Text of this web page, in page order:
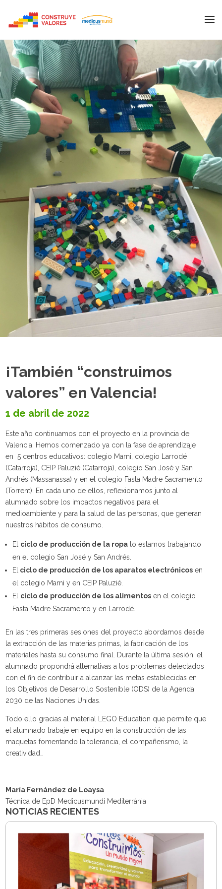
¡También “construimos
valores” en Valencia!
1 de abril de 2022
Este año continuamos con el proyecto en la provincia de
Valencia. Hemos comenzado ya con la fase de aprendizaje
en 5 centros educativos: colegio Marni, colegio Larrodé
(Catarroja), CEIP Paluzié (Catarroja), colegio San José y San
Andrés (Massanassa) y en el colegio Fasta Madre Sacramento
(Torrent). En cada uno de ellos, reflexionamos junto al
alumnado sobre los impactos negativos para el
medioambiente y para la salud de las personas, que generan
nuestros hábitos de consumo.
El ciclo de producción de la ropa lo estamos trabajando
en el colegio San José y San Andrés.
El ciclo de producción de los aparatos electrónicos en
el colegio Marni y en CEIP Paluzié.
El ciclo de producción de los alimentos en el colegio
Fasta Madre Sacramento y en Larrodé.
En las tres primeras sesiones del proyecto abordamos desde
la extracción de las materias primas, la fabricación de los
materiales hasta su consumo final. Durante la última sesión, el
alumnado propondrá alternativas a los problemas detectados
con el fin de contribuir a alcanzar las metas establecidas en
los Objetivos de Desarrollo Sostenible (ODS) de la Agenda
2030 de las Naciones Unidas.
Todo ello gracias al material LEGO Education que permite que
el alumnado trabaje en equipo en la construcción de las
maquetas fomentando la tolerancia, el compañerismo, la
creatividad…
María Fernández de Loaysa
Técnica de EpD Medicusmundi Mediterrània
NOTICIAS RECIENTES